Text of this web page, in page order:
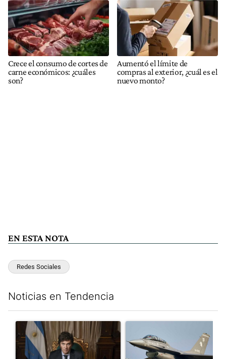
Crece el consumo de cortes de
carne económicos: ¿cuáles
son?
Aumentó el límite de
compras al exterior, ¿cuál es el
nuevo monto?
EN ESTA NOTA
Redes Sociales
Noticias en Tendencia
Un artículo de tendencia con el título "Milei, listo para 'atajar'